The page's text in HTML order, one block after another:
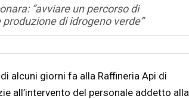
“avviare un percorso di
di idrogeno verde”
alcuni giorni fa alla Raffineria Api di
all’intervento del personale addetto alla